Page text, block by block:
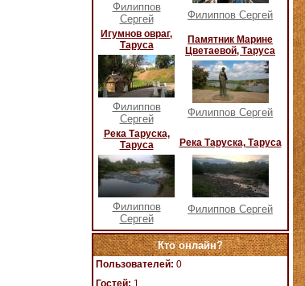
Филиппов
Сергей
Филиппов Сергей
Игумнов овраг,
Таруса
Филиппов
Сергей
Памятник Марине
Цветаевой, Таруса
Филиппов Сергей
Река Таруска,
Таруса
Филиппов
Сергей
Река Таруска, Таруса
Филиппов Сергей
Кто онлайн?
Пользователей: 0
Гостей: 1